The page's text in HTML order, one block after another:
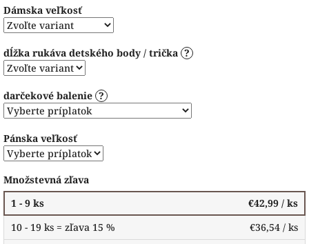
Dámska veľkosť
dĺžka rukáva detského body / trička ?
darčekové balenie ?
Pánska veľkosť
Množstevná zľava
1 - 9 ks
€42,99 / ks
10 - 19 ks = zľava 15 %
€36,54 / ks